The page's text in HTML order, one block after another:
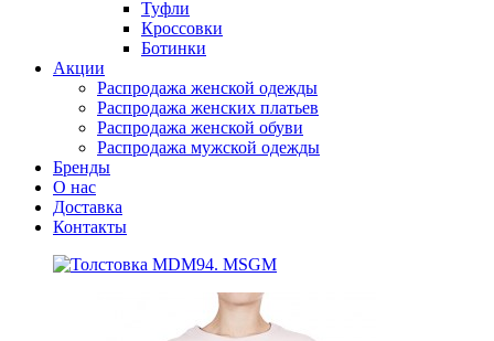
Туфли
Кроссовки
Ботинки
Акции
Распродажа женской одежды
Распродажа женских платьев
Распродажа женской обуви
Распродажа мужской одежды
Бренды
О нас
Доставка
Контакты